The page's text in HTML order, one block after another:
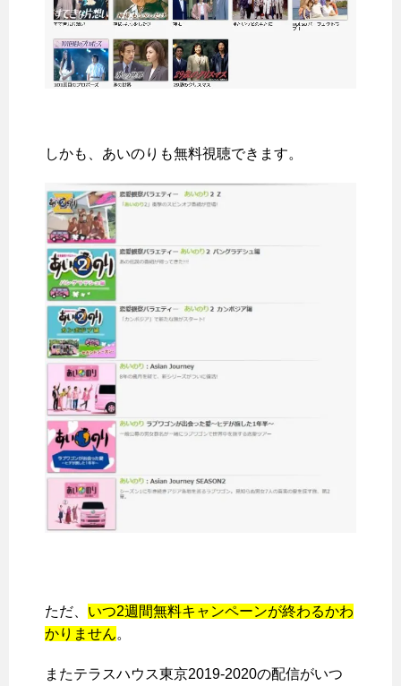
しかも、あいのりも無料視聴できます。
ただ、 いつ2週間無料キャンペーンが終わるかわ
かりません。
またテラスハウス東京2019-2020の配信がいつ